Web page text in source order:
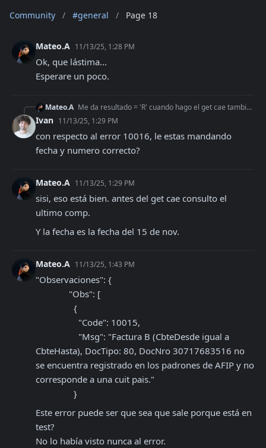
Community / #general / Page 18
Mateo.A 11/13/25, 1:28 PM
Ok, que lástima...
Esperare un poco.
Mateo.A Me da resultado = 'R' cuando hago el get cae también.
Ivan 11/13/25, 1:29 PM
con respecto al error 10016, le estas mandando
fecha y numero correcto?
Mateo.A 11/13/25, 1:29 PM
sisi, eso está bien. antes del get cae consulto el
ultimo comp.
Y la fecha es la fecha del 15 de nov.
Mateo.A 11/13/25, 1:43 PM
"Observaciones": {
CbteHasta), DocTipo: 80, DocNro 30717683516 no
se encuentra registrado en los padrones de AFIP y no
corresponde a una cuit pais."
                }
Este error puede ser que sea que sale porque está en
test?
No lo había visto nunca al error.